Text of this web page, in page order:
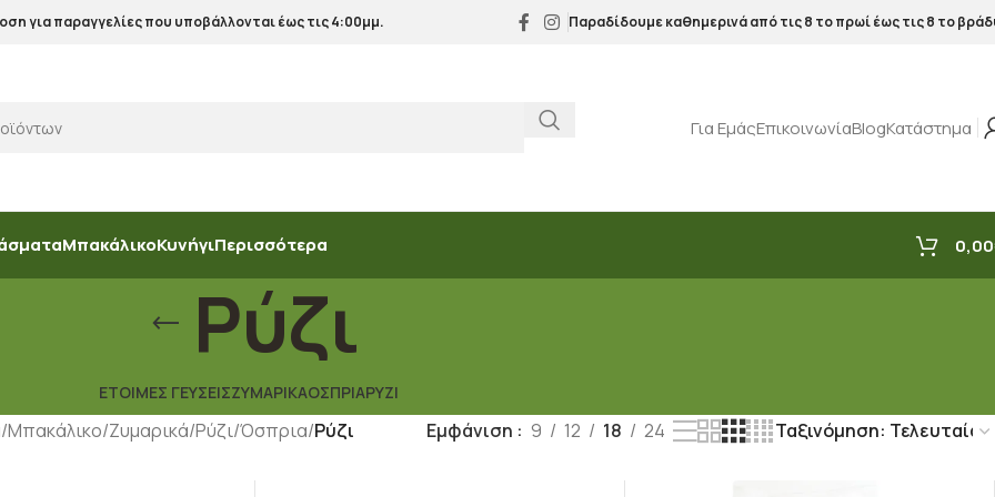
για παραγγελίες που υποβάλλονται έως τις 4:00μμ. Παραδίδουμε καθημερινά από τις 8 το πρωί έως τις 8 το
Για ΕμάςΕπικοινωνίαBlogΚατάστημα
ΜπακάλικοΚυνήγιΠερισσότερα 0,00
Ρύζι
ΈΤΟΙΜΕΣ ΓΕΎΣΕΙΣΖΥΜΑΡΙΚΆΌΣΠΡΙΑΡΎΖΙ
/Μπακάλικο/Ζυμαρικά/Ρύζι/Όσπρια/Ρύζι Εμφάνιση 9 12 18 24